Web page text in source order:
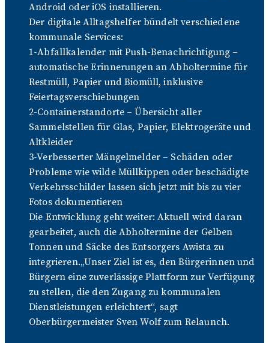
Android oder iOS installieren.
Der digitale Alltagshelfer bündelt verschiedene
kommunale Services:
1-Abfallkalender mit Push-Benachrichtigung –
automatische Erinnerungen an Abholtermine für
Restmüll, Papier und Biomüll, inklusive
Feiertagsverschiebungen
2-Containerstandorte – Übersicht aller
Sammelstellen für Glas, Papier, Elektrogeräte und
Altkleider
3-Verbesserter Mängelmelder – Schäden oder
Probleme wie wilde Müllkippen oder beschädigte
Verkehrsschilder lassen sich jetzt mit bis zu vier
Fotos dokumentieren
Die Entwicklung geht weiter: Aktuell wird daran
gearbeitet, auch die Abholtermine der Gelben
Tonnen und Säcke des Entsorgers Awista zu
integrieren.„Unser Ziel ist es, den Bürgerinnen und
Bürgern eine zuverlässige Plattform zur Verfügung
zu stellen, die den Zugang zu kommunalen
Dienstleistungen erleichtert“, sagt
Oberbürgermeister Sven Wolf zum Relaunch.